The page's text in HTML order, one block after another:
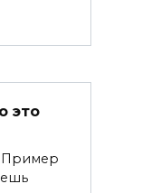
это
Пример